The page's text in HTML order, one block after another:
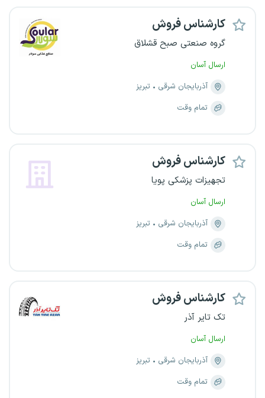
کارشناس فروش
گروه صنعتی صبح قشلاق
ارسال آسان
آذربایجان شرقی
تبریز
تمام وقت
کارشناس فروش
تجهیزات پزشکی پویا
ارسال آسان
آذربایجان شرقی
تبریز
تمام وقت
کارشناس فروش
تک تایر آذر
ارسال آسان
آذربایجان شرقی
تبریز
تمام وقت